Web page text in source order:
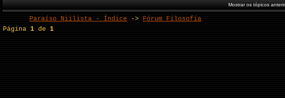
Mostrar os tópicos
Paraíso Niilista - Índice -> Fórum Filosofia
Página1 de1